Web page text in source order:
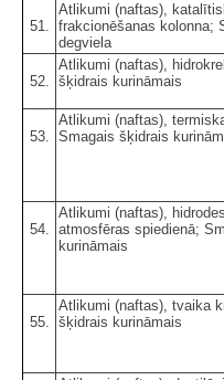
51.
Atlikumi (naftas),
frakcionēšanas kolonna;
degviela
52.
Atlikumi (naftas),
šķidrais kurināmais
53.
Atlikumi (naftas),
Smagais šķidrais
54.
Atlikumi (naftas),
atmosfēras spiedienā;
kurināmais
55.
Atlikumi (naftas), tvaika
šķidrais kurināmais